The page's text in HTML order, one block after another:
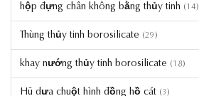
hộp đựng chân không bằng thủy tinh (14)
Thùng thủy tinh borosilicate (29)
khay nướng thủy tinh borosilicate (18)
Hũ dưa chuột hình đồng hồ cát (3)